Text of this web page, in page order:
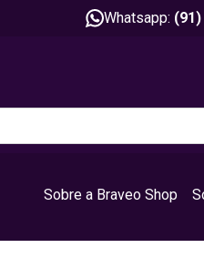
Whatsapp:
Sobre a Braveo Shop